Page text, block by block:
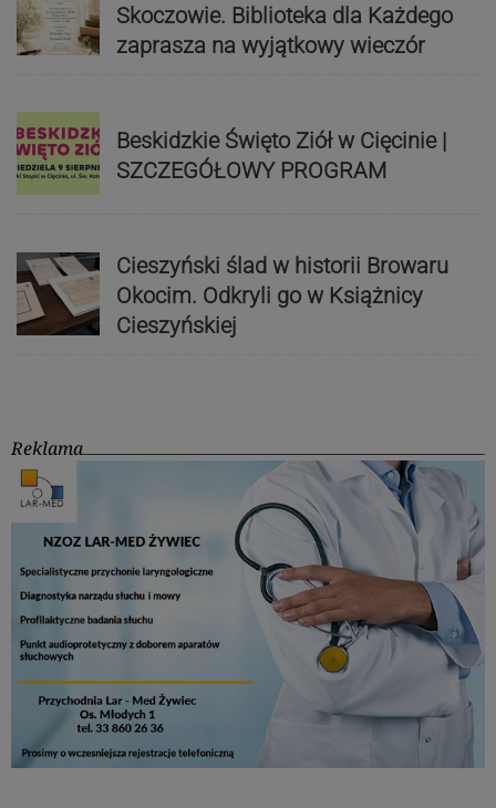
Skoczowie. Biblioteka dla Każdego
zaprasza na wyjątkowy wieczór
Beskidzkie Święto Ziół w Cięcinie |
SZCZEGÓŁOWY PROGRAM
Cieszyński ślad w historii Browaru
Okocim. Odkryli go w Książnicy
Cieszyńskiej
Reklama